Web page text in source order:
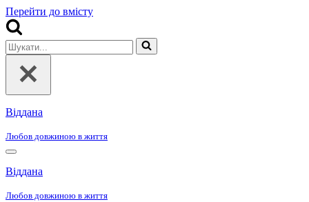
Перейти до вмісту
Шукати...
Віддана
Любов довжиною в життя
Меню
навігації
Віддана
Любов довжиною в життя